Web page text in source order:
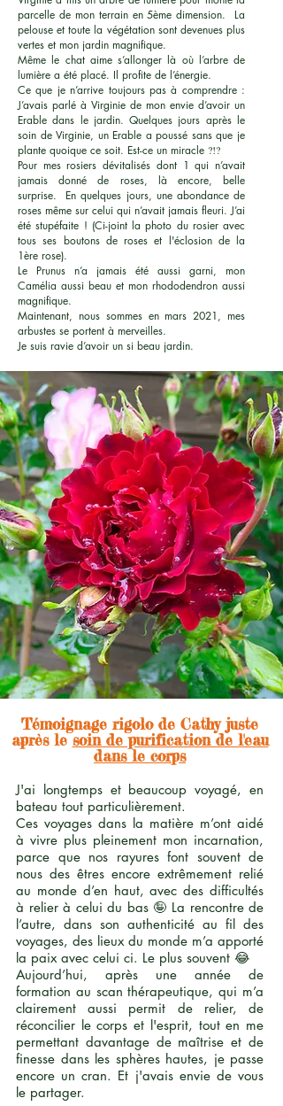
parcelle de mon terrain en 5ème dimension. La
pelouse et toute la végétation sont devenues plus
vertes et mon jardin magnifique.
Même le chat aime s’allonger là où l’arbre de
lumière a été placé. Il profite de l’énergie.
Ce que je n’arrive toujours pas à comprendre :
J’avais parlé à Virginie de mon envie d’avoir un
Erable dans le jardin. Quelques jours après le
soin de Virginie, un Erable a poussé sans que je
plante quoique ce soit. Est-ce un miracle ?!?
Pour mes rosiers dévitalisés dont 1 qui n’avait
jamais donné de roses, là encore, belle
surprise. En quelques jours, une abondance de
roses même sur celui qui n’avait jamais fleuri. J’ai
été stupéfaite ! (Ci-joint la photo du rosier avec
tous ses boutons de roses et l'éclosion de la
1ère rose).
Le Prunus n’a jamais été aussi garni, mon
Camélia aussi beau et mon rhododendron aussi
magnifique.
Maintenant, nous sommes en mars 2021, mes
arbustes se portent à merveilles.
Je suis ravie d’avoir un si beau jardin.
Témoignage rigolo de Cathy juste
après le soin de purification de l'eau
dans le corps
J'ai longtemps et beaucoup voyagé, en
bateau tout particulièrement.
Ces voyages dans la matière m’ont aidé
à vivre plus pleinement mon incarnation,
parce que nos rayures font souvent de
nous des êtres encore extrêmement relié
au monde d’en haut, avec des difficultés
à relier à celui du bas 🤪 La rencontre de
l’autre, dans son authenticité au fil des
voyages, des lieux du monde m’a apporté
la paix avec celui ci. Le plus souvent 😂
Aujourd’hui, après une année de
formation au scan thérapeutique, qui m’a
clairement aussi permit de relier, de
réconcilier le corps et l'esprit, tout en me
permettant davantage de maîtrise et de
finesse dans les sphères hautes, je passe
encore un cran. Et j'avais envie de vous
le partager.